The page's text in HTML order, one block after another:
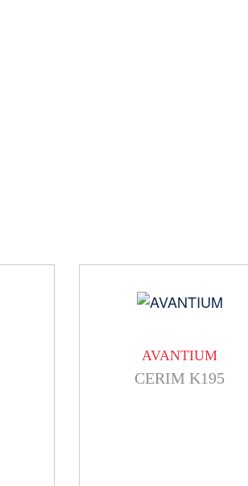
AVANTIUM
CERIM K195